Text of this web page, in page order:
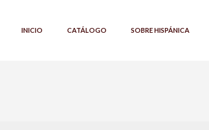
INICIO CATÁLOGO SOBRE HISPÁNICA